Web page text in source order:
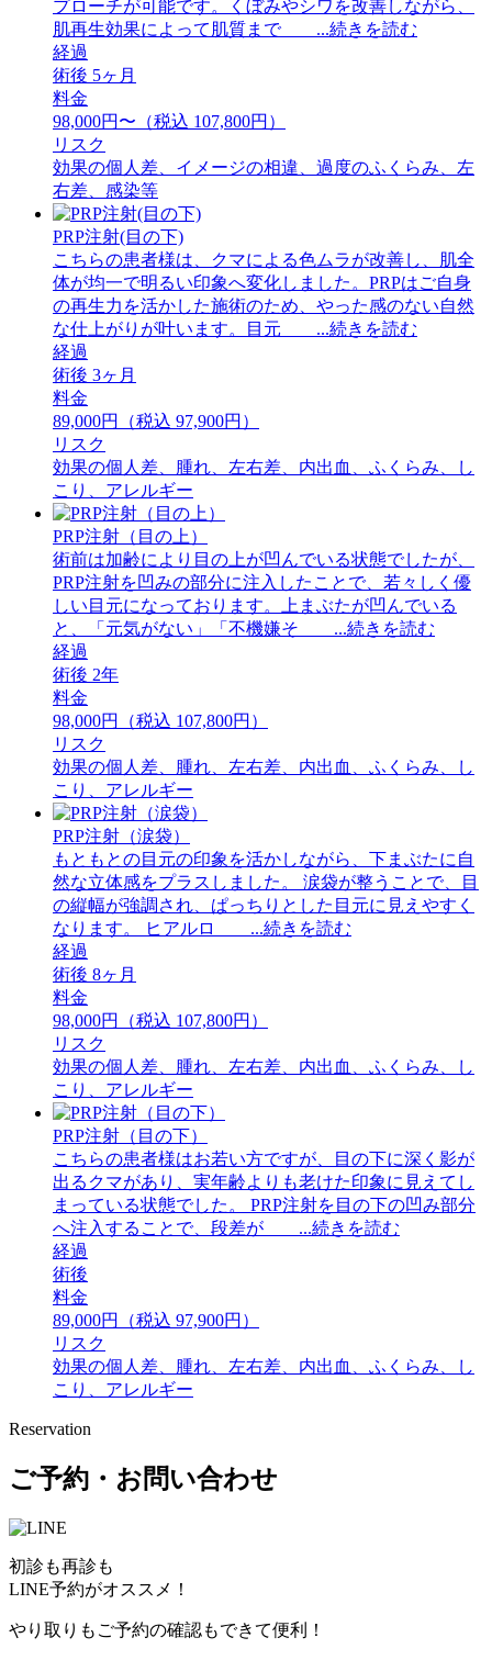
プローチが可能です。くぼみやシワを改善しながら、
肌再生効果によって肌質まで ...続きを読む
経過
術後 5ヶ月
料金
98,000円〜（税込 107,800円）
リスク
効果の個人差、イメージの相違、過度のふくらみ、左
右差、感染等
PRP注射(目の下)
こちらの患者様は、クマによる色ムラが改善し、肌全
体が均一で明るい印象へ変化しました。PRPはご自身
の再生力を活かした施術のため、やった感のない自然
な仕上がりが叶います。目元 ...続きを読む
経過
術後 3ヶ月
料金
89,000円（税込 97,900円）
リスク
効果の個人差、腫れ、左右差、内出血、ふくらみ、し
こり、アレルギー
PRP注射（目の上）
術前は加齢により目の上が凹んでいる状態でしたが、
PRP注射を凹みの部分に注入したことで、若々しく優
しい目元になっております。上まぶたが凹んでいる
と、「元気がない」「不機嫌そ ...続きを読む
経過
術後 2年
料金
98,000円（税込 107,800円）
リスク
効果の個人差、腫れ、左右差、内出血、ふくらみ、し
こり、アレルギー
PRP注射（涙袋）
もともとの目元の印象を活かしながら、下まぶたに自
然な立体感をプラスしました。 ⁡涙袋が整うことで、目
の縦幅が強調され、ぱっちりとした目元に見えやすく
なります。 ⁡ヒアルロ ...続きを読む
経過
術後 8ヶ月
料金
98,000円（税込 107,800円）
リスク
効果の個人差、腫れ、左右差、内出血、ふくらみ、し
こり、アレルギー
PRP注射（目の下）
こちらの患者様はお若い方ですが、目の下に深く影が
出るクマがあり、実年齢よりも老けた印象に見えてし
まっている状態でした。 PRP注射を目の下の凹み部分
へ注入することで、段差が ...続きを読む
経過
術後
料金
89,000円（税込 97,900円）
リスク
効果の個人差、腫れ、左右差、内出血、ふくらみ、し
こり、アレルギー
Reservation
ご予約・お問い合わせ
初診も再診も
LINE予約がオススメ！
やり取りもご予約の確認もできて便利！